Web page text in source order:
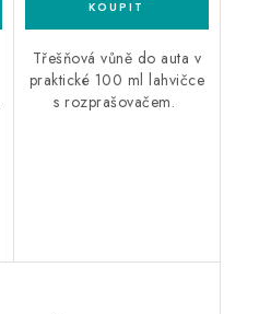
Třešňová vůně do auta v
praktické 100 ml lahvičce
s rozprašovačem.